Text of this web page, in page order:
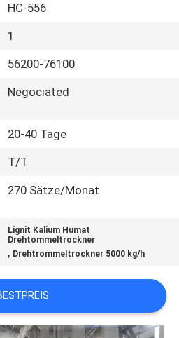
HC-556
1
56200-76100
Negociated
20-40 Tage
T/T
270 Sätze/Monat
Lignit Kalium Humat
Drehtommeltrockner
, Drehtrommeltrockner 5000 kg/h